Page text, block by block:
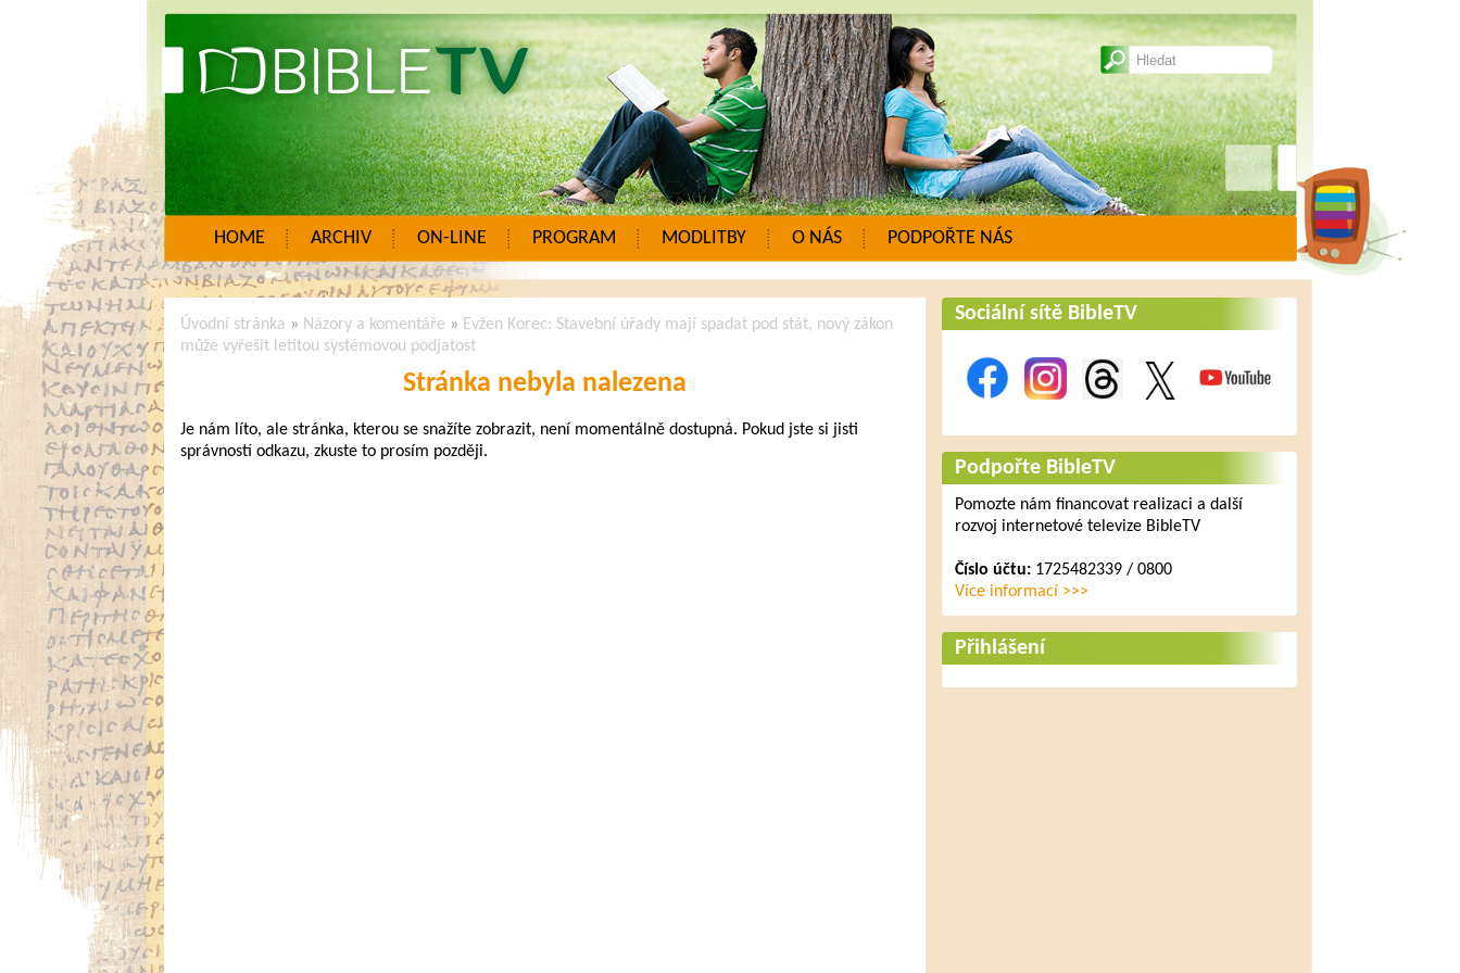
HOME ARCHIV ON-LINE PROGRAM MODLITBY O NÁS PODPOŘTE NÁS
Úvodní stránka » Názory a komentáře » Evžen Korec: Stavební úřady mají spadat pod stát, nový zákon
může vyřešit letitou systémovou podjatost
Stránka nebyla nalezena
Je nám líto, ale stránka, kterou se snažíte zobrazit, není momentálně dostupná. Pokud jste si jisti
správností odkazu, zkuste to prosím později.
Sociální sítě BibleTV
Podpořte BibleTV
Pomozte nám financovat realizaci a další
rozvoj internetové televize BibleTV
Číslo účtu:1725482339 / 0800
Více informací >>>
Přihlášení